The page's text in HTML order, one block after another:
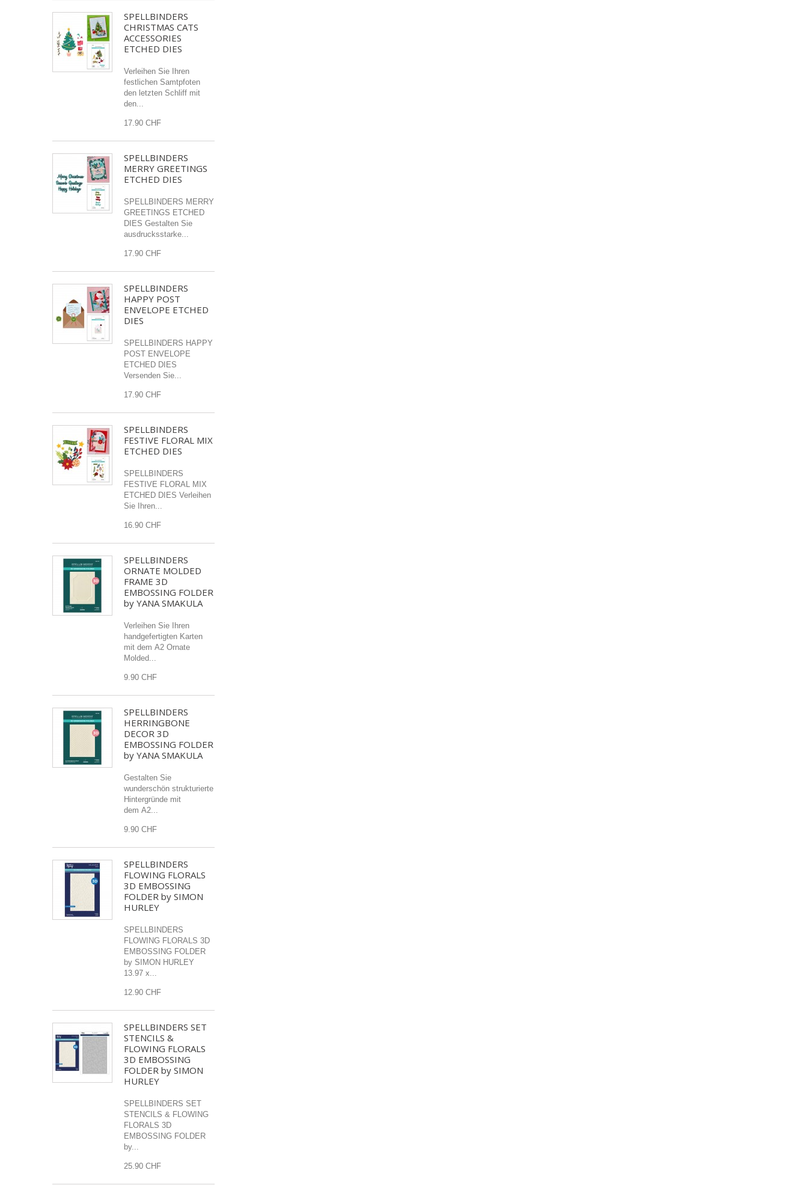
SPELLBINDERS
CHRISTMAS CATS
ACCESSORIES
ETCHED DIES
Verleihen Sie Ihren
festlichen Samtpfoten
den letzten Schliff mit
den...
17.90 CHF
SPELLBINDERS
MERRY GREETINGS
ETCHED DIES
SPELLBINDERS MERRY
GREETINGS ETCHED
DIES Gestalten Sie
ausdrucksstarke...
17.90 CHF
SPELLBINDERS
HAPPY POST
ENVELOPE ETCHED
DIES
SPELLBINDERS HAPPY
POST ENVELOPE
ETCHED DIES
Versenden Sie...
17.90 CHF
SPELLBINDERS
FESTIVE FLORAL MIX
ETCHED DIES
SPELLBINDERS
FESTIVE FLORAL MIX
ETCHED DIES Verleihen
Sie Ihren...
16.90 CHF
SPELLBINDERS
ORNATE MOLDED
FRAME 3D
EMBOSSING FOLDER
by YANA SMAKULA
Verleihen Sie Ihren
handgefertigten Karten
mit dem A2 Ornate
Molded...
9.90 CHF
SPELLBINDERS
HERRINGBONE
DECOR 3D
EMBOSSING FOLDER
by YANA SMAKULA
Gestalten Sie
wunderschön strukturierte
Hintergründe mit
dem A2...
9.90 CHF
SPELLBINDERS
FLOWING FLORALS
3D EMBOSSING
FOLDER by SIMON
HURLEY
SPELLBINDERS
FLOWING FLORALS 3D
EMBOSSING FOLDER
by SIMON HURLEY
13.97 x...
12.90 CHF
SPELLBINDERS SET
STENCILS &
FLOWING FLORALS
3D EMBOSSING
FOLDER by SIMON
HURLEY
SPELLBINDERS SET
STENCILS & FLOWING
FLORALS 3D
EMBOSSING FOLDER
by...
25.90 CHF